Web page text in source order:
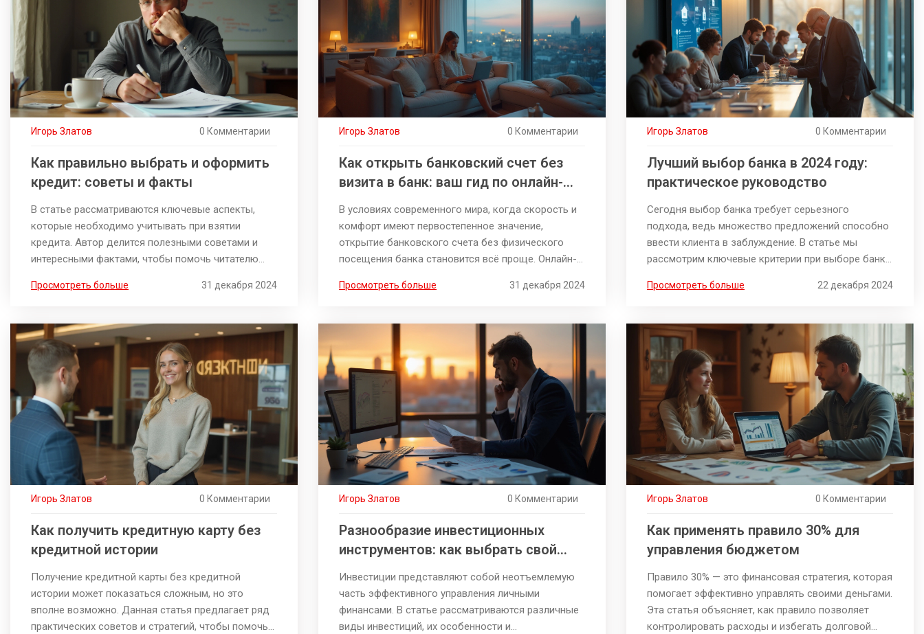
риска.
Игорь Златов 0 Комментарии
Как правильно выбрать и оформить
кредит: советы и факты
В статье рассматриваются ключевые аспекты,
которые необходимо учитывать при взятии
кредита. Автор делится полезными советами и
интересными фактами, чтобы помочь читателю
кредита. Рассказывается о важных деталях
объясняется, как защитить себя от возможных
рисков. Приводятся рекомендации по
поддержанию финансовой стабильности после
оформления кредита.
Просмотреть больше 31 декабря 2024
Игорь Златов 0 Комментарии
Как открыть банковский счет без
визита в банк: ваш гид по онлайн-
банкингу
В условиях современного мира, когда скорость и
комфорт имеют первостепенное значение,
открытие банковского счета без физического
посещения банка становится всё проще. Онлайн-
для открытия и управления банковскими счетами
воспользоваться этими возможностями, какие
шаги необходимо предпринять и на что обратить
внимание при выборе банка для открытия счёта
онлайн.
Просмотреть больше 31 декабря 2024
Игорь Златов 0 Комментарии
Лучший выбор банка в 2024 году:
практическое руководство
Сегодня выбор банка требует серьезного
подхода, ведь множество предложений способно
ввести клиента в заблуждение. В статье мы
рассмотрим ключевые критерии при выборе банка,
дополнительные услуги. Будут даны советы, как
выгод от банковских операций. Анализ будет
базироваться на текущей ситуации на финансовом
рынке России. Читатель узнает, какие банки
занимают лидирующие позиции в 2024 году.
Просмотреть больше 22 декабря 2024
Игорь Златов 0 Комментарии
Как получить кредитную карту без
кредитной истории
Получение кредитной карты без кредитной
истории может показаться сложным, но это
вполне возможно. Данная статья предлагает ряд
практических советов и стратегий, чтобы помочь
Игорь Златов 0 Комментарии
Разнообразие инвестиционных
инструментов: как выбрать свой
путь к финансовой независимости
Инвестиции представляют собой неотъемлемую
часть эффективного управления личными
финансами. В статье рассматриваются различные
виды инвестиций, их особенности и
Игорь Златов 0 Комментарии
Как применять правило 30% для
управления бюджетом
Правило 30% — это финансовая стратегия, которая
помогает эффективно управлять своими деньгами.
Эта статья объясняет, как правило позволяет
контролировать расходы и избегать долговой